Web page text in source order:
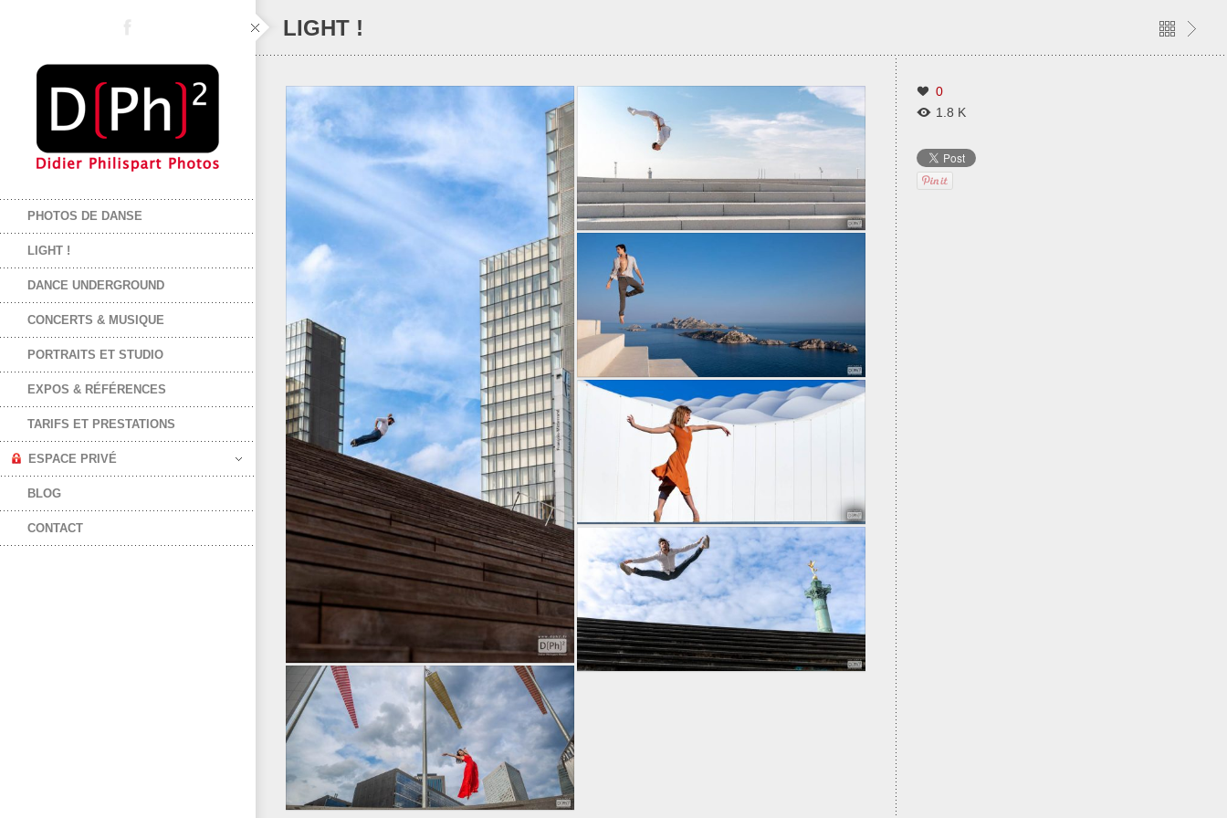
PHOTOS DE DANSE
LIGHT !
DANCE UNDERGROUND
CONCERTS & MUSIQUE
PORTRAITS ET STUDIO
EXPOS & RÉFÉRENCES
TARIFS ET PRESTATIONS
ESPACE PRIVÉ
BLOG
CONTACT
LIGHT !
0
1.8 K